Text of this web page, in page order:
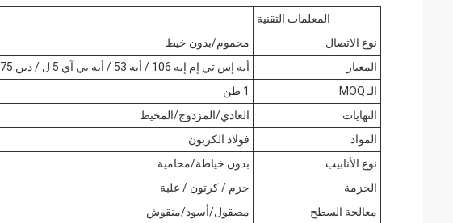
المعلمات التقنية
نوع الاتصال
محموم/بدون خيط
المعيار
أيه إس تي إم إيه 106 / أيه 53 / أيه بي آي 5 ل / دين 17175 / دين 1629
الـ MOQ
1 طن
النهايات
العادي/المزدوج/المخيط
المواد
فولاذ الكربون
نوع الأنابيب
بدون خياطة/محامية
الحزمة
حزم / كرتون / علبة
معالجة السطح
مصقول/أسود/منقوش